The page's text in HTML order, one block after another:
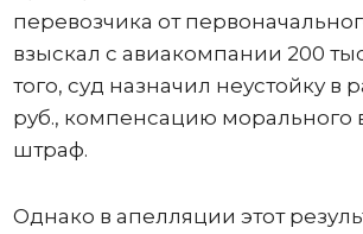
перевозчика от
взыскал с авиакомпании 200
того, суд назначил неустойку в
руб., компенсацию морального
штраф.
Однако в апелляции этот